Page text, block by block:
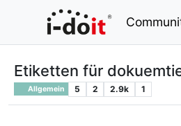
Etiketten für
Allgemein 5 2 2.9k 1